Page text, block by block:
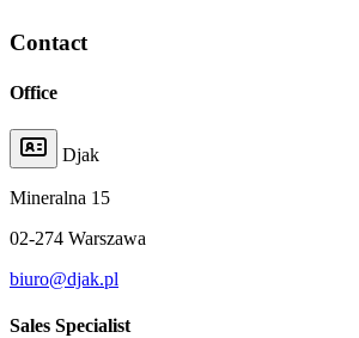
Contact
Office
Djak
Mineralna 15
02-274 Warszawa
biuro@djak.pl
Sales Specialist